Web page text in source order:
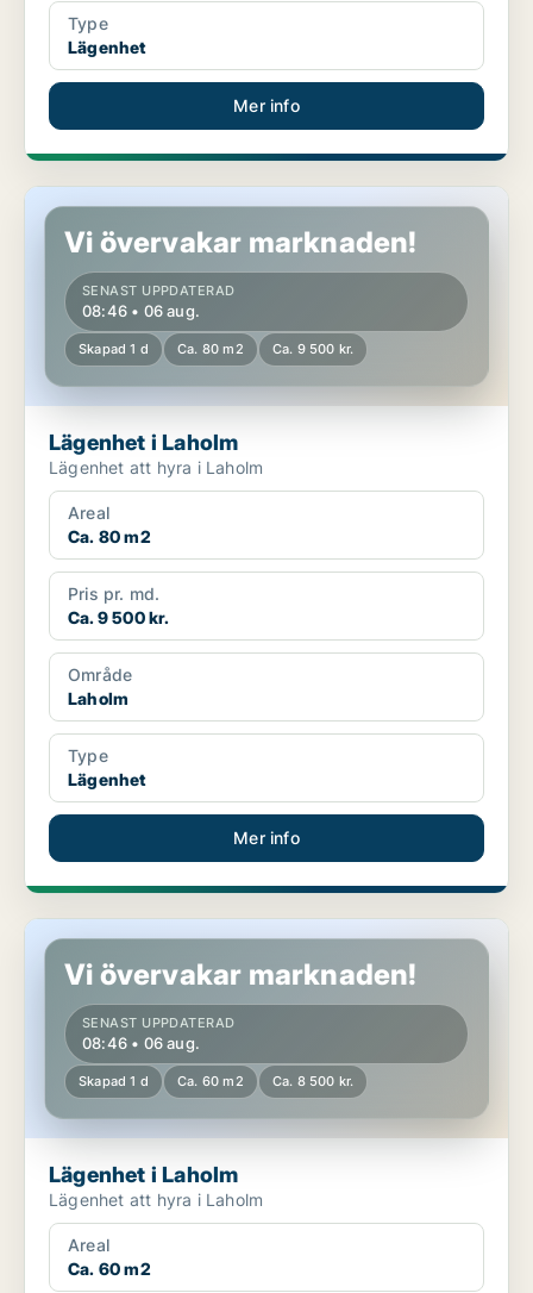
Type
Lägenhet
Mer info
Lägenhet i Laholm
Vi övervakar marknaden!
SENAST UPPDATERAD
08:46 • 06 aug.
Skapad 1 d Ca. 80 m2 Ca. 9 500 kr.
Lägenhet i Laholm
Lägenhet att hyra i Laholm
Areal
Ca. 80 m2
Pris pr. md.
Ca. 9 500 kr.
Område
Laholm
Type
Lägenhet
Mer info
Lägenhet i Laholm
Vi övervakar marknaden!
SENAST UPPDATERAD
08:46 • 06 aug.
Skapad 1 d Ca. 60 m2 Ca. 8 500 kr.
Lägenhet i Laholm
Lägenhet att hyra i Laholm
Areal
Ca. 60 m2